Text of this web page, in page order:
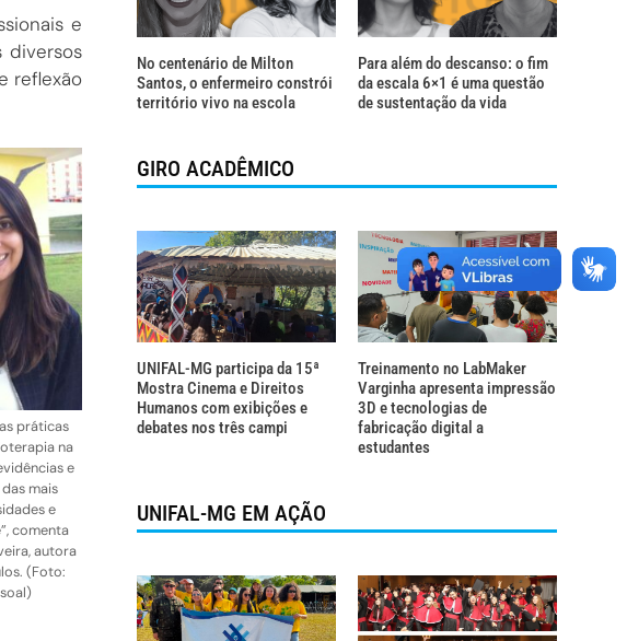
e
reflexão
práticas
na
e
mais
e
comenta
autora
(Foto:
No centenário de Milton
Santos, o enfermeiro constrói
território vivo na escola
Para além do descanso: o fim
da escala 6×1 é uma questão
de sustentação da vida
GIRO ACADÊMICO
UNIFAL-MG participa da 15ª
Mostra Cinema e Direitos
Humanos com exibições e
debates nos três campi
Treinamento no LabMaker
Varginha apresenta impressão
3D e tecnologias de
fabricação digital a
estudantes
UNIFAL-MG EM AÇÃO